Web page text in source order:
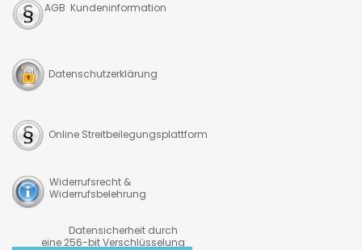
AGB Kundeninformation
Datenschutzerklärung
Online Streitbeilegungsplattform
Widerrufsrecht &
Widerrufsbelehrung
Datensicherheit durch
eine 256-bit Verschlüsselung